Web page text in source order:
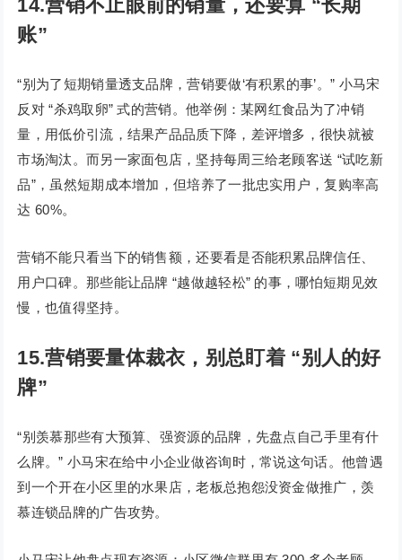
14.营销不止眼前的销量，还要算 “长期
账”
“别为了短期销量透支品牌，营销要做‘有积累的事’。” 小马宋
反对 “杀鸡取卵” 式的营销。他举例：某网红食品为了冲销
量，用低价引流，结果产品品质下降，差评增多，很快就被
市场淘汰。而另一家面包店，坚持每周三给老顾客送 “试吃新
品”，虽然短期成本增加，但培养了一批忠实用户，复购率高
达 60%。
营销不能只看当下的销售额，还要看是否能积累品牌信任、
用户口碑。那些能让品牌 “越做越轻松” 的事，哪怕短期见效
慢，也值得坚持。
15.营销要量体裁衣，别总盯着 “别人的好
牌”
“别羡慕那些有大预算、强资源的品牌，先盘点自己手里有什
么牌。” 小马宋在给中小企业做咨询时，常说这句话。他曾遇
到一个开在小区里的水果店，老板总抱怨没资金做推广，羡
慕连锁品牌的广告攻势。